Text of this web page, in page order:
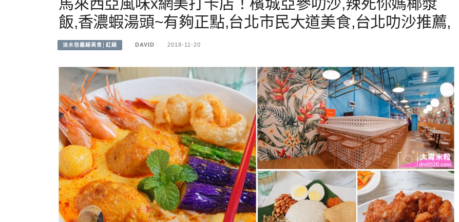
飯,香濃蝦湯頭~有夠正點,台北市民大道美食,台北叻沙推薦,
淡水信義線美食│紅線 DAVID 2018-11-20